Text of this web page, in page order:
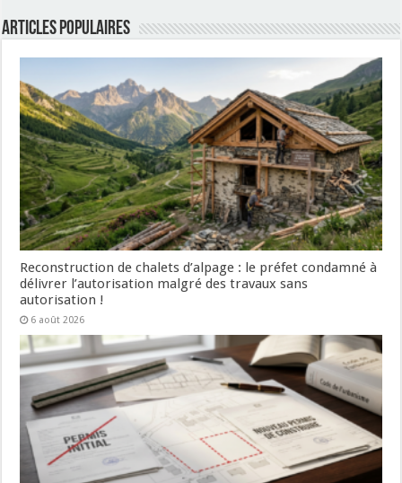
Articles populaires
Reconstruction de chalets d’alpage : le préfet condamné à
délivrer l’autorisation malgré des travaux sans
autorisation !
6 août 2026